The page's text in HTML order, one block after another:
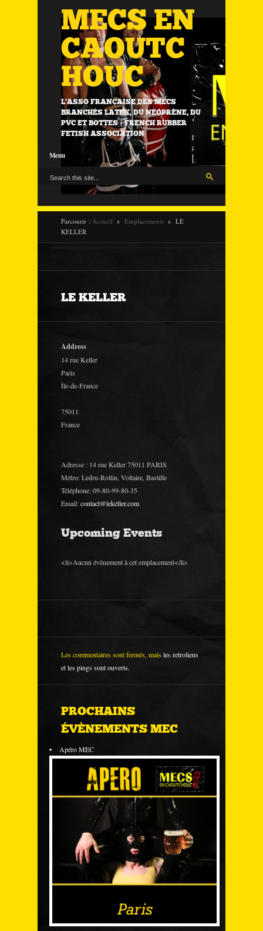
MECS EN
CAOUTC
HOUC
L'ASSO FRANÇAISE DES MECS
BRANCHÉS LATEX, DU NÉOPRÈNE, DU
PVC ET BOTTES | FRENCH RUBBER
FETISH ASSOCIATION
Menu
Parcourir : Accueil Emplacements
LE
KELLER
LE KELLER
Address
14 rue Keller
Paris
Île-de-France
75011
France
Adresse : 14 rue Keller 75011 PARIS
Métro: Ledru-Rollin, Voltaire, Bastille
Téléphone: 09-80-99-80-35
Email:contact@lekeller.com
Upcoming Events
<li>Aucun évènement à cet emplacement</li>
Les commentaires sont fermés, maisles retroliens
et les pings sont ouverts.
PROCHAINS
ÉVÈNEMENTS MEC
Apéro MEC